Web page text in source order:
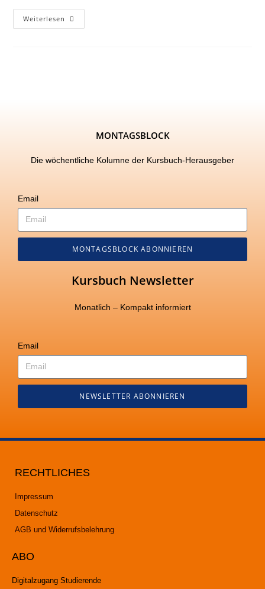
Weiterlesen
MONTAGSBLOCK
Die wöchentliche Kolumne der Kursbuch-Herausgeber
Email
MONTAGSBLOCK ABONNIEREN
Kursbuch Newsletter
Monatlich – Kompakt informiert
Email
NEWSLETTER ABONNIEREN
RECHTLICHES
Impressum
Datenschutz
AGB und Widerrufsbelehrung
ABO
Digitalzugang Studierende